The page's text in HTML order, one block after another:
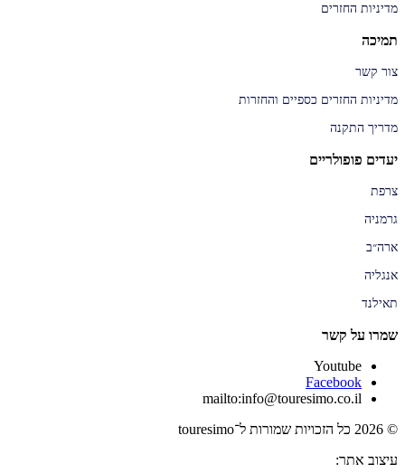
מדיניות החזרים
תמיכה
צור קשר
מדיניות החזרים כספיים והחזרות
מדריך התקנה
יעדים פופולריים
צרפת
גרמניה
ארה״ב
אנגליה
תאילנד
שמרו על קשר
Youtube
Facebook
mailto:info@touresimo.co.il
© 2026 כל הזכויות שמורות ל־touresimo
עיצוב אתר: